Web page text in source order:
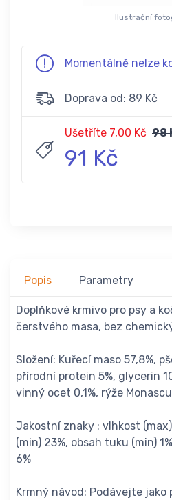
Ilustrační
Momentálně nelze
Doprava od: 89 Kč
Ušetříte 7,00 Kč 98
91 Kč
Popis Parametry
Doplňkové krmivo pro psy a
čerstvého masa, bez
Složení: Kuřecí maso 57,8%,
přírodní protein 5%, glycerin
vinný ocet 0,1%, rýže
Jakostní znaky : vlhkost
(min) 23%, obsah tuku (min)
6%
Krmný návod: Podávejte